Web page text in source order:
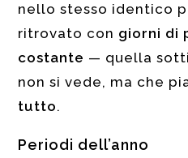
nello stesso identico
ritrovato con giorni di
costante — quella
non si vede, ma che
tutto.
Periodi dell’anno